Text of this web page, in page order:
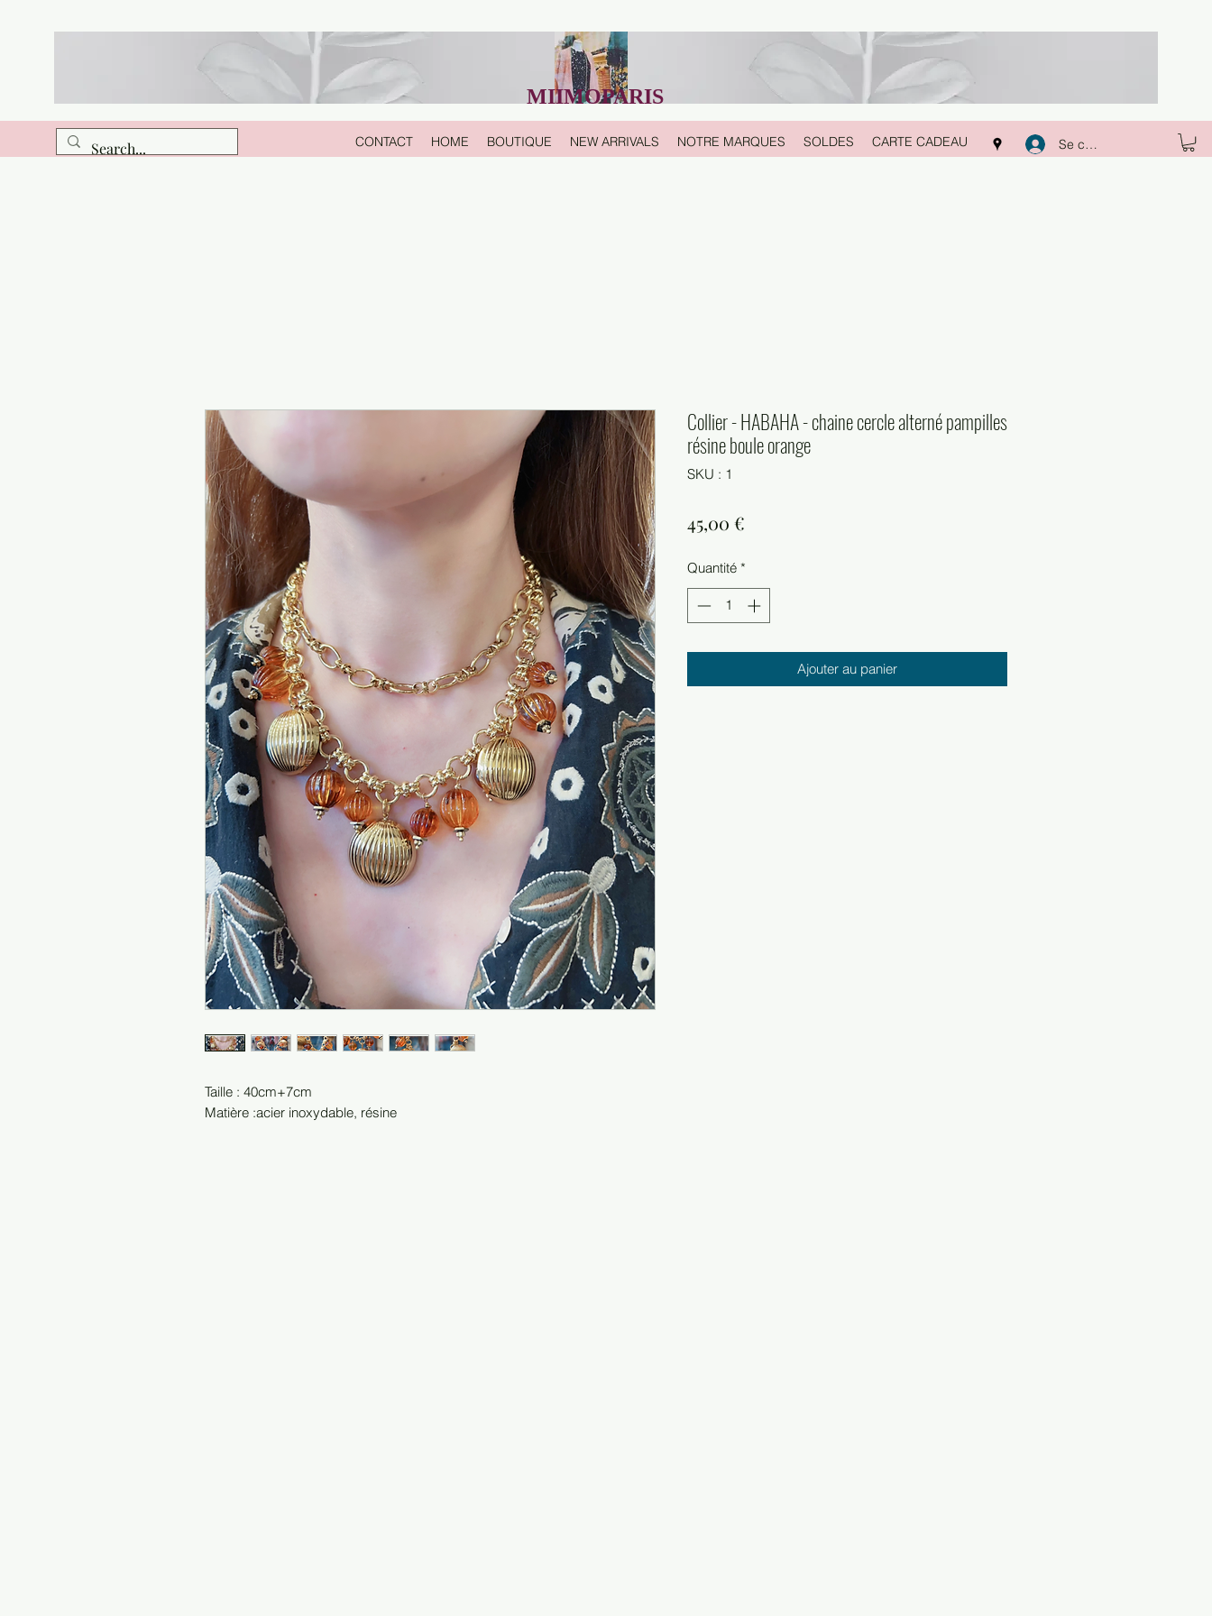
MIIMOPARIS
CONTACT HOME BOUTIQUE NEW ARRIVALS NOTRE MARQUES SOLDES CARTE CADEAU Se connecter
Taille : 40cm+7cm
Matière :acier inoxydable, résine
Collier - HABAHA - chaine cercle alterné pampilles
résine boule orange
SKU : 1
45,00 €
Quantité *
Ajouter au panier